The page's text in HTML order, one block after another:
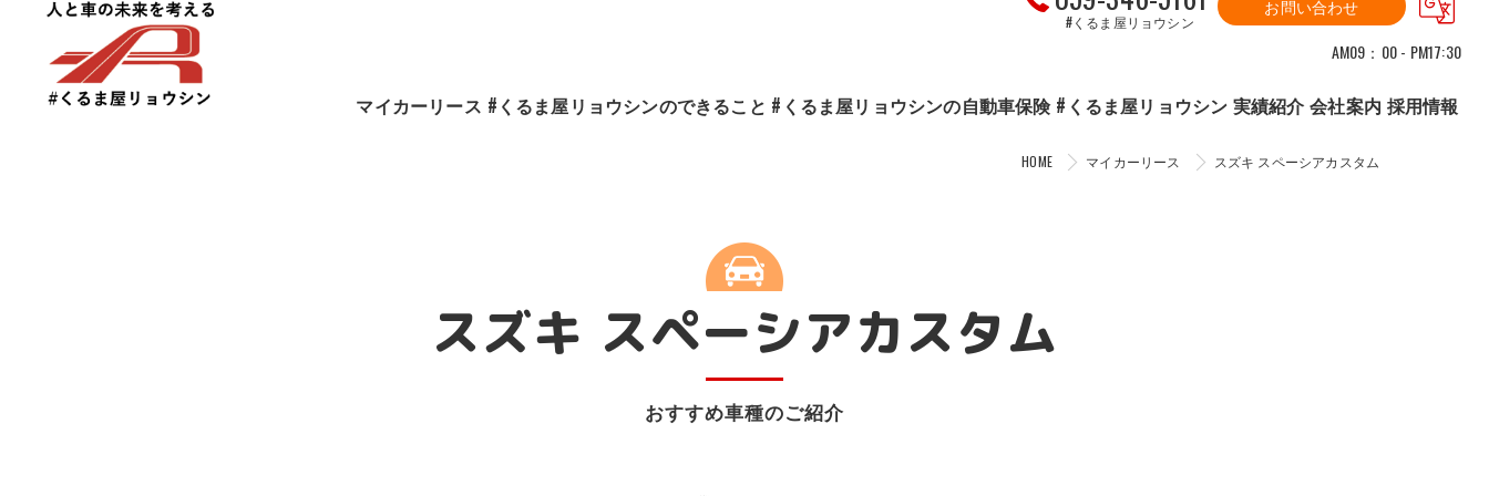
#くるま屋リョウシン
お問い合わせ
AM09：00 - PM17:30
マイカーリース #くるま屋リョウシンのできること
#くるま屋リョウシン・リースカーメンテナンス
#くるま屋リョウシン鈑金塗装・ヘッドライトリペア
#くるま屋リョウシン 自動車保険・代車提供サービス
#くるま屋リョウシンの自動車保険 #くるま屋リョウシン 実績紹介 会社案内 採用情報
HOME マイカーリース スズキ スペーシアカスタム
おすすめ車種のご紹介
スズキ スペーシアカスタム